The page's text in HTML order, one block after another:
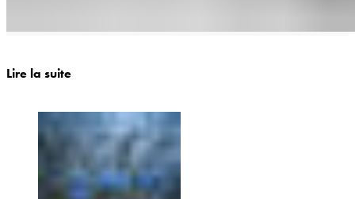
Lire la suite